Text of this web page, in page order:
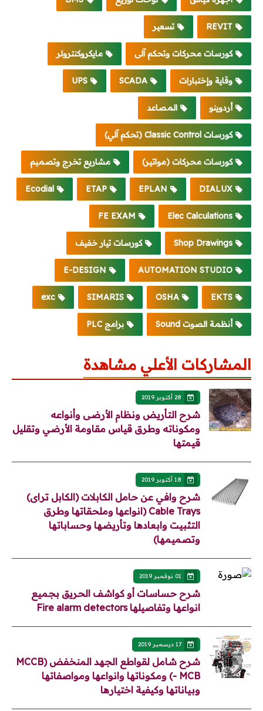
REVIT تسعير
كورسات محركات وتحكم آلى مايكروكنترولر
وقاية وإختبارات SCADA
UPS
أردوينو المصاعد
كورسات Classic Control (تحكم آلي)
كورسات محركات (مواتير) مشاريع تخرج وتصميم
DIALUX
EPLAN
ETAP
Ecodial
Elec Calculations
FE EXAM
Shop Drawings كورسات تيار خفيف
AUTOMATION STUDIO
E-DESIGN
EKTS
OSHA
SIMARIS
exc
أنظمة الصوت Sound برامج PLC
المشاركات الأعلي مشاهدة
28 أكتوبر 2019
شرح التأريض ونظام الأرضى وأنواعه
ومكوناته وطرق قياس مقاومة الأرضي وتقليل
قيمتها
18 أكتوبر 2019
شرح وافي عن حامل الكابلات (الكابل تراى)
Cable Trays (انواعها وملحقاتها وطرق
التثبيت وابعادها وتأريضها وحساباتها
وتصميمها)
01 نوفمبر 2019
شرح حساسات أو كواشف الحريق بجميع
انواعها وتفاصيلها Fire alarm detectors
17 ديسمبر 2019
شرح شامل لقواطع الجهد المنخفض (MCCB
- MCB) ومكوناتها وانواعها ومواصفاتها
وبياناتها وكيفية اختيارها